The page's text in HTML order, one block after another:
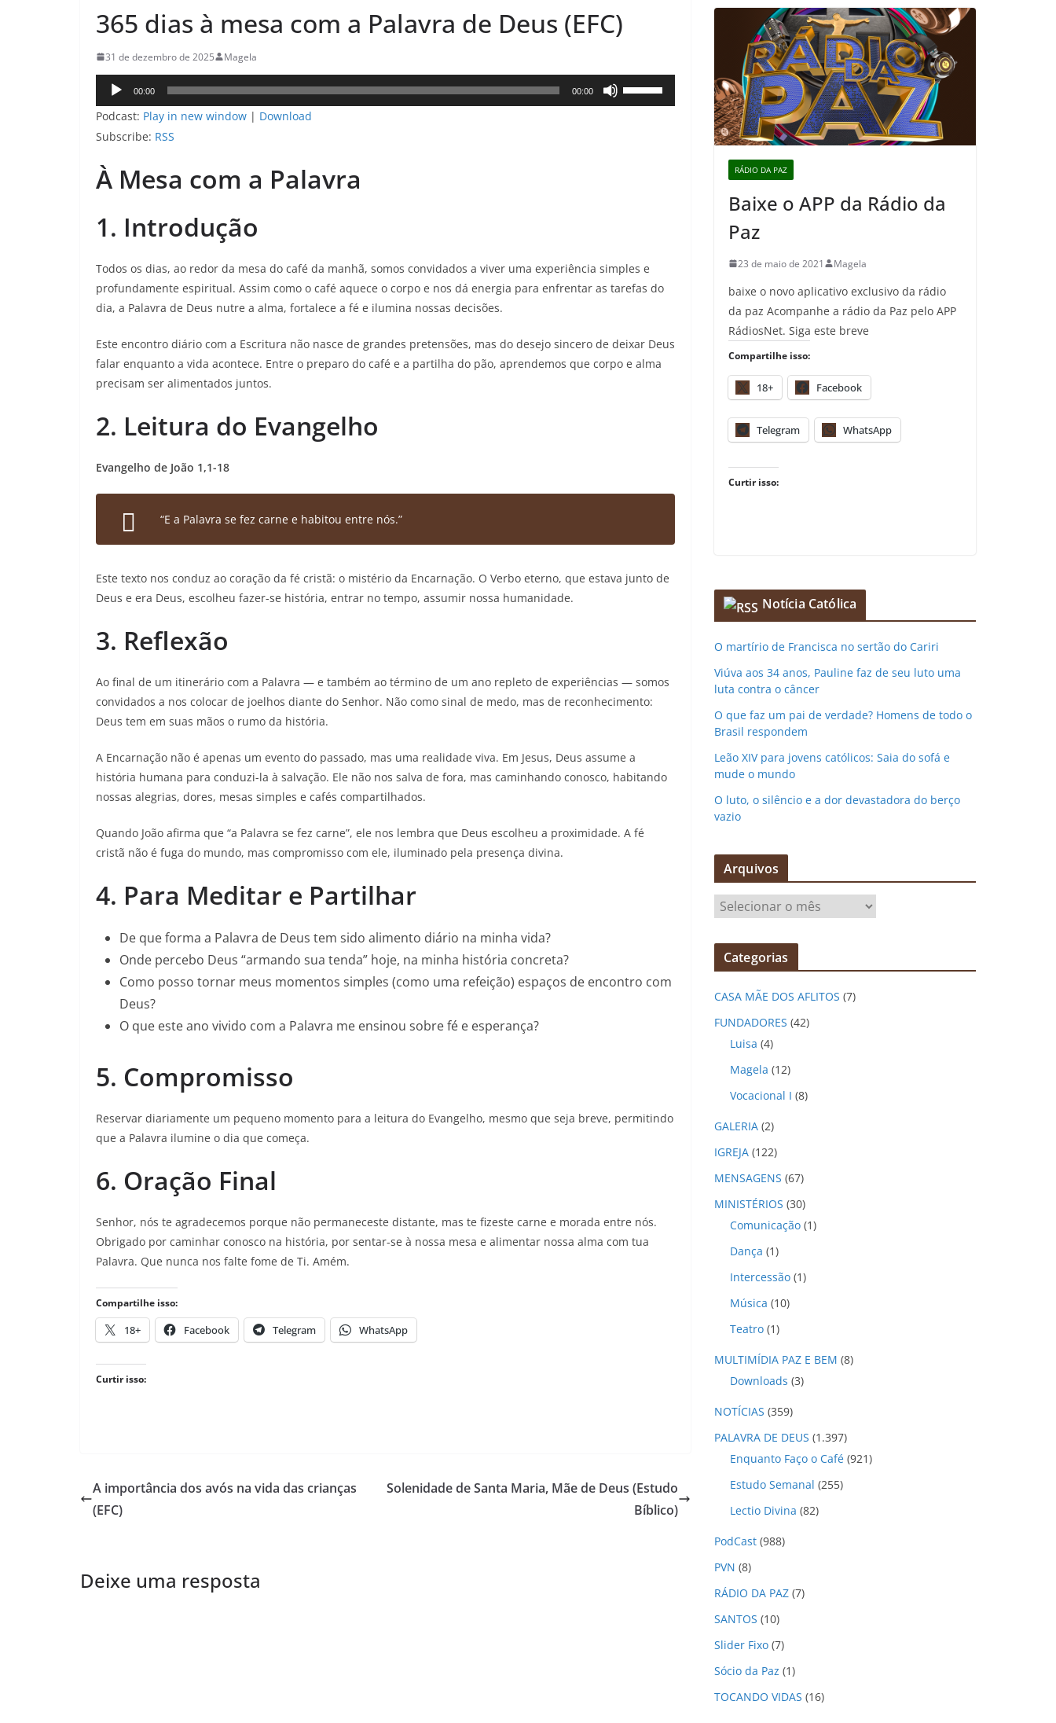
365 dias à mesa com a Palavra de Deus (EFC)
31 de dezembro de 2025 Magela
Tocador
de
áudio
00:00 00:00
Use
as
aumentar
o
volume.
Podcast: Play in new window | Download
Subscribe: RSS
À Mesa com a Palavra
1. Introdução
Todos os dias, ao redor da mesa do café da manhã, somos convidados a viver uma experiência simples e
profundamente espiritual. Assim como o café aquece o corpo e nos dá energia para enfrentar as tarefas do
dia, a Palavra de Deus nutre a alma, fortalece a fé e ilumina nossas decisões.
Este encontro diário com a Escritura não nasce de grandes pretensões, mas do desejo sincero de deixar Deus
falar enquanto a vida acontece. Entre o preparo do café e a partilha do pão, aprendemos que corpo e alma
precisam ser alimentados juntos.
2. Leitura do Evangelho
Evangelho de João 1,1-18
“E a Palavra se fez carne e habitou entre nós.”
Este texto nos conduz ao coração da fé cristã: o mistério da Encarnação. O Verbo eterno, que estava junto de
Deus e era Deus, escolheu fazer-se história, entrar no tempo, assumir nossa humanidade.
3. Reflexão
Ao final de um itinerário com a Palavra — e também ao término de um ano repleto de experiências — somos
convidados a nos colocar de joelhos diante do Senhor. Não como sinal de medo, mas de reconhecimento:
Deus tem em suas mãos o rumo da história.
A Encarnação não é apenas um evento do passado, mas uma realidade viva. Em Jesus, Deus assume a
história humana para conduzi-la à salvação. Ele não nos salva de fora, mas caminhando conosco, habitando
nossas alegrias, dores, mesas simples e cafés compartilhados.
Quando João afirma que “a Palavra se fez carne”, ele nos lembra que Deus escolheu a proximidade. A fé
cristã não é fuga do mundo, mas compromisso com ele, iluminado pela presença divina.
4. Para Meditar e Partilhar
De que forma a Palavra de Deus tem sido alimento diário na minha vida?
Onde percebo Deus “armando sua tenda” hoje, na minha história concreta?
Como posso tornar meus momentos simples (como uma refeição) espaços de encontro com
Deus?
O que este ano vivido com a Palavra me ensinou sobre fé e esperança?
5. Compromisso
Reservar diariamente um pequeno momento para a leitura do Evangelho, mesmo que seja breve, permitindo
que a Palavra ilumine o dia que começa.
6. Oração Final
Senhor, nós te agradecemos porque não permaneceste distante, mas te fizeste carne e morada entre nós.
Obrigado por caminhar conosco na história, por sentar-se à nossa mesa e alimentar nossa alma com tua
Palavra. Que nunca nos falte fome de Ti. Amém.
Compartilhe isso:
18+ Facebook Telegram WhatsApp
Curtir isso:
A importância dos avós na vida das crianças
(EFC)
Solenidade de Santa Maria, Mãe de Deus (Estudo
Bíblico)
Deixe uma resposta
RÁDIO DA PAZ
Baixe o APP da Rádio da
Paz
23 de maio de 2021 Magela
baixe o novo aplicativo exclusivo da rádio
da paz Acompanhe a rádio da Paz pelo APP
RádiosNet. Siga este breve
Compartilhe isso:
18+ Facebook
Telegram WhatsApp
Curtir isso:
Notícia Católica
O martírio de Francisca no sertão do Cariri
Viúva aos 34 anos, Pauline faz de seu luto uma
luta contra o câncer
O que faz um pai de verdade? Homens de todo o
Brasil respondem
Leão XIV para jovens católicos: Saia do sofá e
mude o mundo
O luto, o silêncio e a dor devastadora do berço
vazio
Arquivos
r
q
v
o
Categorias
CASA MÃE DOS AFLITOS (7)
FUNDADORES (42)
Luisa (4)
Magela (12)
Vocacional I (8)
GALERIA (2)
IGREJA (122)
MENSAGENS (67)
MINISTÉRIOS (30)
Comunicação (1)
Dança (1)
Intercessão (1)
Música (10)
Teatro (1)
MULTIMÍDIA PAZ E BEM (8)
Downloads (3)
NOTÍCIAS (359)
PALAVRA DE DEUS (1.397)
Enquanto Faço o Café (921)
Estudo Semanal (255)
Lectio Divina (82)
PodCast (988)
PVN (8)
RÁDIO DA PAZ (7)
SANTOS (10)
Slider Fixo (7)
Sócio da Paz (1)
TOCANDO VIDAS (16)